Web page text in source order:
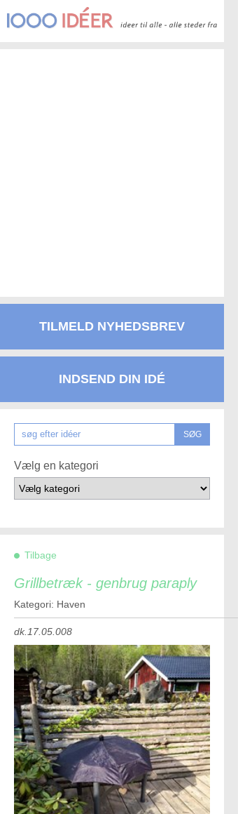
TILMELD NYHEDSBREV
INDSEND DIN IDÉ
SØG
Vælg en kategori
Tilbage
Grillbetræk - genbrug paraply
Kategori: Haven
dk.17.05.008